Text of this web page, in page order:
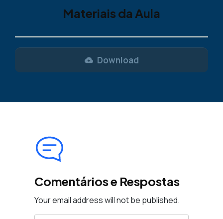
Materiais da Aula
Download
Comentários e Respostas
Your email address will not be published.